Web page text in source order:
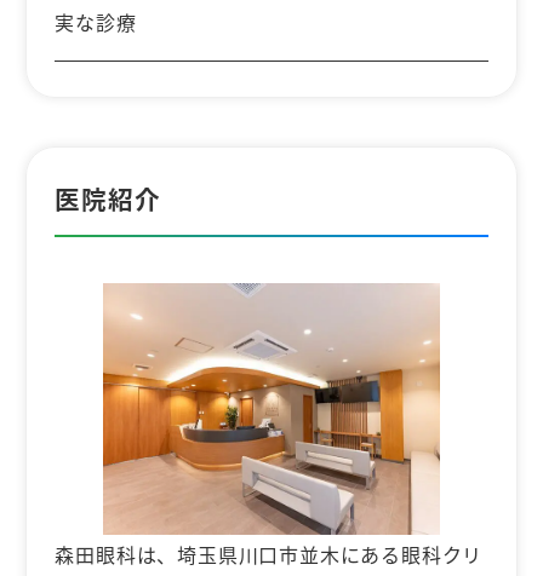
実な診療
医院紹介
森田眼科は、埼玉県川口市並木にある眼科クリ